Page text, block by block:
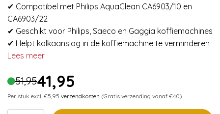
✔ Compatibel met Philips AquaClean CA6903/10 en
CA6903/22
✔ Geschikt voor Philips, Saeco en Gaggia koffiemachines
✔ Helpt kalkaanslag in de koffiemachine te verminderen
Lees meer
51,9541,95
Per stuk excl. €5,95 verzendkosten (Gratis verzending vanaf €40)